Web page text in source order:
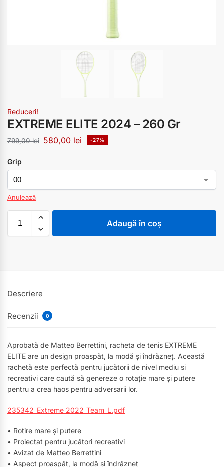
Reduceri!
EXTREME ELITE 2024 – 260 Gr
799,00lei 580,00 lei -27%
Grip
Anulează
Adaugă în coș
Descriere
Recenzii 0
Aprobată de Matteo Berrettini, racheta de tenis EXTREME
ELITE are un design proaspăt, la modă și îndrăzneț. Această
rachetă este perfectă pentru jucătorii de nivel mediu si
recreativi care caută să genereze o rotație mare și putere
pentru a crea haos pentru adversarii lor.
235342_Extreme 2022_Team_L.pdf
• Rotire mare și putere
• Proiectat pentru jucători recreativi
• Avizat de Matteo Berrettini
• Aspect proaspăt, la modă și îndrăzneț